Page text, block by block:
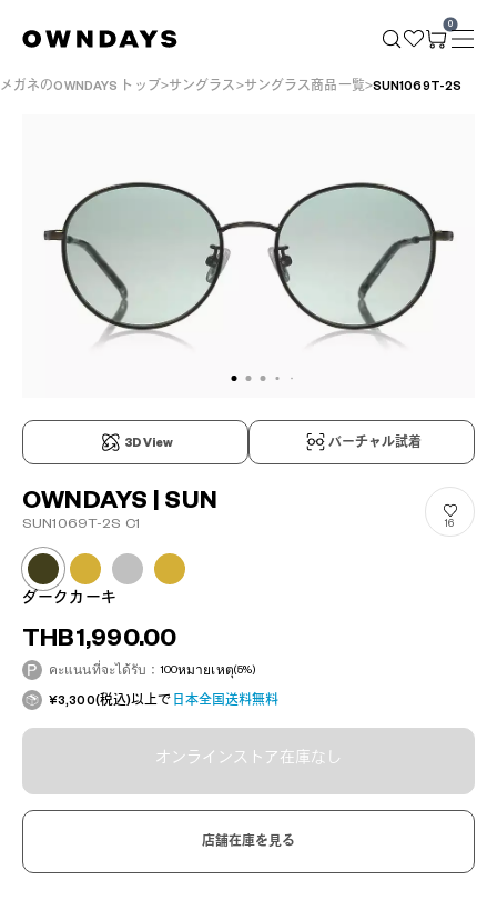
0
メガネのOWNDAYS トップ サングラス サングラス商品一覧 SUN1069T-2S
3D View バーチャル試着
OWNDAYS | SUN
SUN1069T-2S C1 16
ダークカーキ
THB1,990.00
คะแนนที่จะได้รับ：100หมายเหตุ(5%)
¥3,300(税込)以上で 日本全国送料無料
オンラインストア在庫なし
店舗在庫を見る